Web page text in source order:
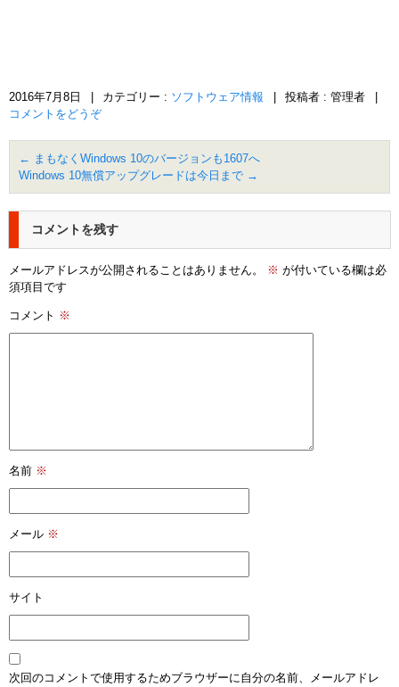
2016年7月8日 カテゴリー : ソフトウェア情報 投稿者 : 管理者
コメントをどうぞ
← まもなくWindows 10のバージョンも1607へ
Windows 10無償アップグレードは今日まで →
コメントを残す
メールアドレスが公開されることはありません。 ※ が付いている欄は必
須項目です
コメント ※
名前 ※
メール ※
サイト
次回のコメントで使用するためブラウザーに自分の名前、メールアドレ